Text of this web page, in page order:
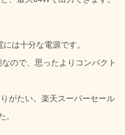
は十分な電源です。
ので、思ったよりコンパクト
がたい。楽天スーパーセール
。